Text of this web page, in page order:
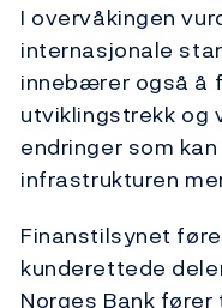
I overvåkingen
internasjonale
innebærer også å
utviklingstrekk og
endringer som
infrastrukturen
Finanstilsynet
kunderettede
Norges Bank